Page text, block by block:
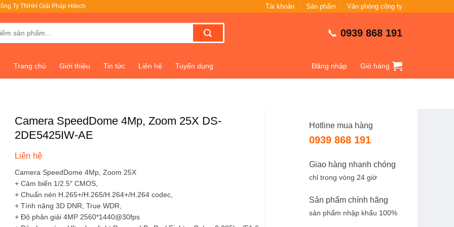
Ty TNHH Giải Pháp Hitech Tài khoản Sản phẩm Văn phòng công ty
📞 0939 868 191
Trang chủ Giới thiệu Tin tức Liên hệ Tuyển dụng Đăng nhập Giỏ hàng
Hotline mua hàng
0939 868 191
Giao hàng nhanh chóng
chỉ trong vòng 24 giờ
Sản phẩm chính hãng
sản phẩm nhập khẩu 100%
Camera SpeedDome 4Mp, Zoom 25X DS-
2DE5425IW-AE
Liên hệ
Camera SpeedDome 4Mp, Zoom 25X
+ Cảm biến 1/2.5″ CMOS,
+ Chuẩn nén H.265+/H.265/H.264+/H.264 codec,
+ Tính năng 3D DNR, True WDR,
+ Độ phân giải 4MP 2560*1440@30fps